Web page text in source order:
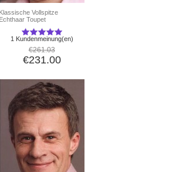
Klassische Vollspitze
Echthaar Toupet
1 Kundenmeinung(en)
€261.03
€231.00